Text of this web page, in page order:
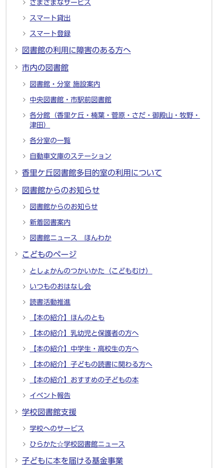
さまざまなサービス
スマート貸出
スマート登録
図書館の利用に障害のある方へ
市内の図書館
図書館・分室 施設案内
中央図書館・市駅前図書館
各分館（香里ケ丘・楠葉・菅原・さだ・御殿山・牧野・
津田）
各分室の一覧
自動車文庫のステーション
香里ケ丘図書館多目的室の利用について
図書館からのお知らせ
図書館からのお知らせ
新着図書案内
図書館ニュース ほんわか
こどものページ
としょかんのつかいかた（こどもむけ）
いつものおはなし会
読書活動推進
【本の紹介】ほんのとも
【本の紹介】乳幼児と保護者の方へ
【本の紹介】中学生・高校生の方へ
【本の紹介】子どもの読書に関わる方へ
【本の紹介】おすすめの子どもの本
イベント報告
学校図書館支援
学校へのサービス
ひらかた☆学校図書館ニュース
子どもに本を届ける基金事業